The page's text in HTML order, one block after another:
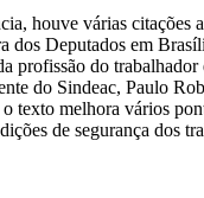
houve várias citações
dos Deputados em
profissão do trabalhador
do Sindeac, Paulo
texto melhora vários
de segurança dos